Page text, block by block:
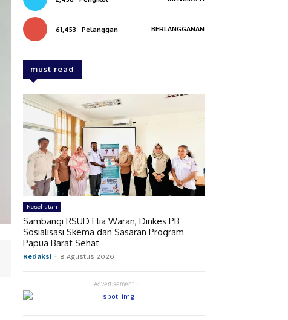
61,453 Pelanggan BERLANGGANAN
must read
Kesehatan
Sambangi RSUD Elia Waran, Dinkes PB
Sosialisasi Skema dan Sasaran Program
Papua Barat Sehat
Redaksi - 8 Agustus 2026
- Advertisement -